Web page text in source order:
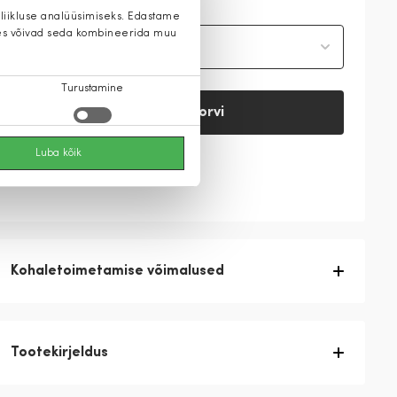
analüüsimiseks. Edastame
võivad seda kombineerida muu
Turustamine
Luba kõik
Lisa ostukorvi
Kohaletoimetamise võimalused
Tootekirjeldus